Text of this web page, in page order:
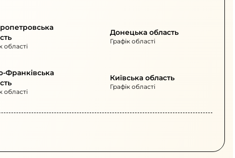
області
Донецька область
Графік області
Франківська
області
Київська область
Графік області